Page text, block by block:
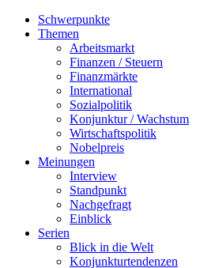
Schwerpunkte
Themen
Arbeitsmarkt
Finanzen / Steuern
Finanzmärkte
International
Sozialpolitik
Konjunktur / Wachstum
Wirtschaftspolitik
Nobelpreis
Meinungen
Interview
Standpunkt
Nachgefragt
Einblick
Serien
Blick in die Welt
Konjunkturtendenzen